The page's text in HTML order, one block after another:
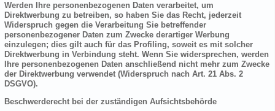
Werden Ihre personenbezogenen Daten verarbeitet, um
Direktwerbung zu betreiben, so haben Sie das Recht, jederzeit
Widerspruch gegen die Verarbeitung Sie betreffender
personenbezogener Daten zum Zwecke derartiger Werbung
einzulegen; dies gilt auch für das Profiling, soweit es mit solcher
Direktwerbung in Verbindung steht. Wenn Sie widersprechen, werden
Ihre personenbezogenen Daten anschließend nicht mehr zum Zwecke
der Direktwerbung verwendet (Widerspruch nach Art. 21 Abs. 2
DSGVO).
Beschwerderecht bei der zuständigen Aufsichtsbehörde